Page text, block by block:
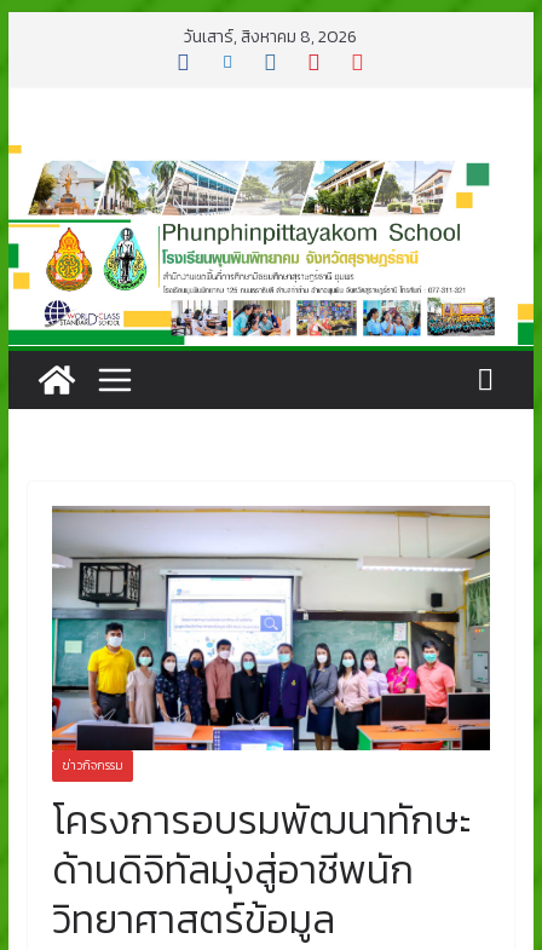
วันเสาร์, สิงหาคม 8, 2026
ข่าวกิจกรรม
โครงการอบรมพัฒนาทักษะ
ด้านดิจิทัลมุ่งสู่อาชีพนัก
วิทยาศาสตร์ข้อมูล